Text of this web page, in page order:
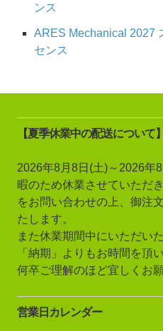
ンス
ARES Mechanical 2027
センス
【夏季休業中の配送について】
2026年8月8日(土)～2026年
暇のため休業させていただ
をお問い合わせの上、御注
たします。
また休業期間中にいただい
「納期」よりもお時間を頂
何卒ご理解のほど宜しくお
営業日カレンダー